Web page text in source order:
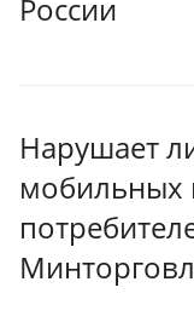
России
Нарушает
мобильных